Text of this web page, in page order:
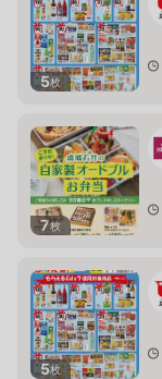
5枚
7枚
5枚